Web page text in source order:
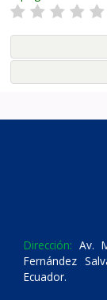
Dirección: Av.
Fernández
Ecuador.